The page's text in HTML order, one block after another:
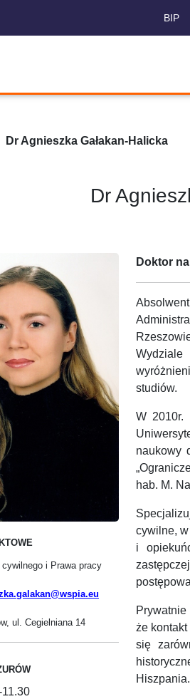
BIP
Dr Agnieszka Gałakan-Halicka
Dr
cywilnego i Prawa pracy
ul. Cegielniana 14
Doktor
studiów.
W 2010r.
naukowy
hab. M.
cywilne,
i
że
się
Hiszpania.